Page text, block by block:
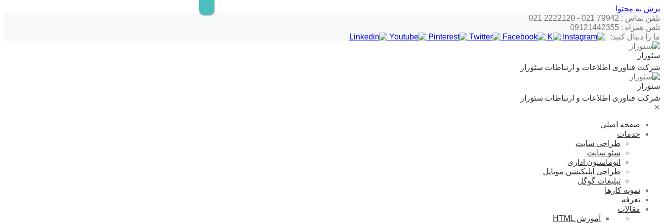
پرش به محتوا
تلفن تماس : 79942 021 - 2222120 021
تلفن همراه : 09121442355
ما را دنبال کنید:
سئوراز
شرکت فناوری اطلاعات و ارتباطات سئوراز
سئوراز
شرکت فناوری اطلاعات و ارتباطات سئوراز
✕
صفحه اصلی
خدمات
طراحی سایت
سئو سایت
اتوماسیون اداری
طراحی اپلیکیشن موبایل
تبلیغات گوگل
نمونه کارها
تعرفه
مقالات
آموزش HTML